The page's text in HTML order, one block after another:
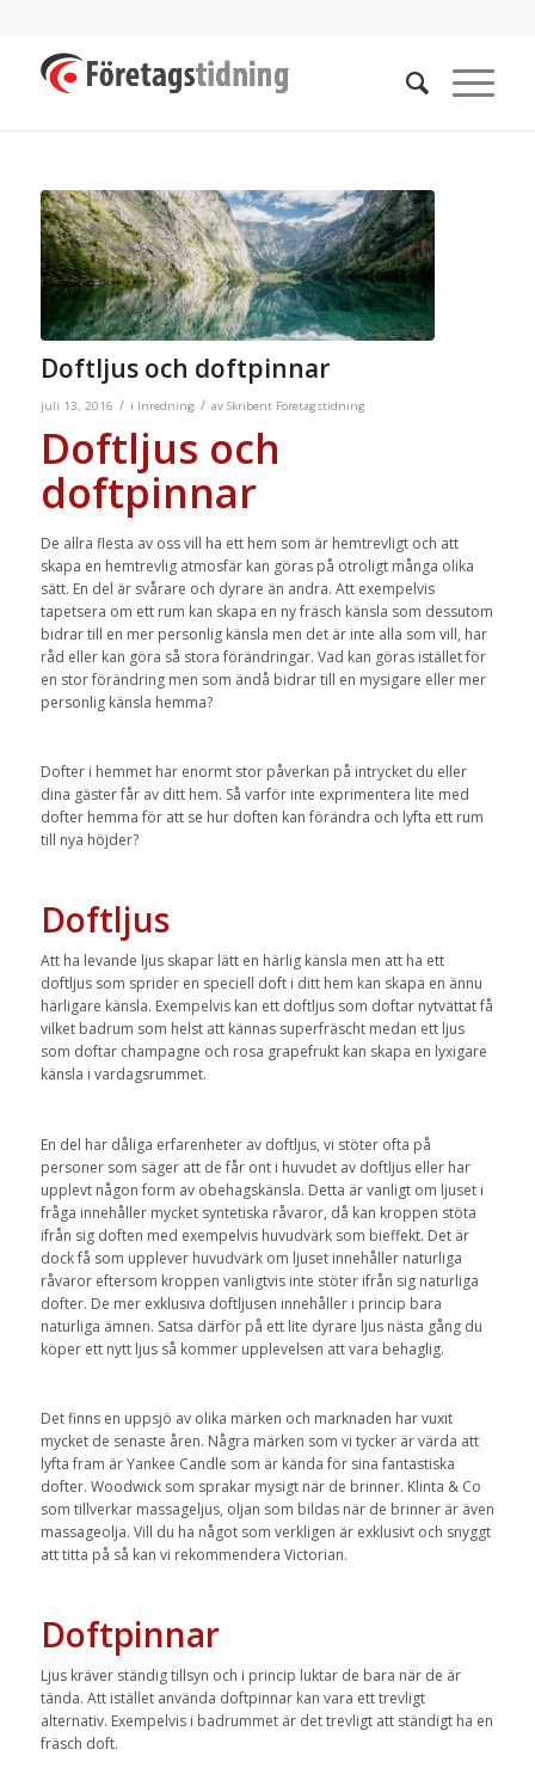
Doftljus och doftpinnar
juli 13, 2016 / i Inredning / av Skribent Företagstidning
Doftljus och
doftpinnar
De allra flesta av oss vill ha ett hem som är hemtrevligt och att
skapa en hemtrevlig atmosfär kan göras på otroligt många olika
sätt. En del är svårare och dyrare än andra. Att exempelvis
tapetsera om ett rum kan skapa en ny fräsch känsla som dessutom
bidrar till en mer personlig känsla men det är inte alla som vill, har
råd eller kan göra så stora förändringar. Vad kan göras istället för
en stor förändring men som ändå bidrar till en mysigare eller mer
personlig känsla hemma?
Dofter i hemmet har enormt stor påverkan på intrycket du eller
dina gäster får av ditt hem. Så varför inte exprimentera lite med
dofter hemma för att se hur doften kan förändra och lyfta ett rum
till nya höjder?
Doftljus
Att ha levande ljus skapar lätt en härlig känsla men att ha ett
doftljus som sprider en speciell doft i ditt hem kan skapa en ännu
härligare känsla. Exempelvis kan ett doftljus som doftar nytvättat få
vilket badrum som helst att kännas superfräscht medan ett ljus
som doftar champagne och rosa grapefrukt kan skapa en lyxigare
känsla i vardagsrummet.
En del har dåliga erfarenheter av doftljus, vi stöter ofta på
personer som säger att de får ont i huvudet av doftljus eller har
upplevt någon form av obehagskänsla. Detta är vanligt om ljuset i
fråga innehåller mycket syntetiska råvaror, då kan kroppen stöta
ifrån sig doften med exempelvis huvudvärk som bieffekt. Det är
dock få som upplever huvudvärk om ljuset innehåller naturliga
råvaror eftersom kroppen vanligtvis inte stöter ifrån sig naturliga
dofter. De mer exklusiva doftljusen innehåller i princip bara
naturliga ämnen. Satsa därför på ett lite dyrare ljus nästa gång du
köper ett nytt ljus så kommer upplevelsen att vara behaglig.
Det finns en uppsjö av olika märken och marknaden har vuxit
mycket de senaste åren. Några märken som vi tycker är värda att
lyfta fram är Yankee Candle som är kända för sina fantastiska
dofter. Woodwick som sprakar mysigt när de brinner. Klinta & Co
som tillverkar massageljus, oljan som bildas när de brinner är även
massageolja. Vill du ha något som verkligen är exklusivt och snyggt
att titta på så kan vi rekommendera Victorian.
Doftpinnar
Ljus kräver ständig tillsyn och i princip luktar de bara när de är
tända. Att istället använda doftpinnar kan vara ett trevligt
alternativ. Exempelvis i badrummet är det trevligt att ständigt ha en
fräsch doft.